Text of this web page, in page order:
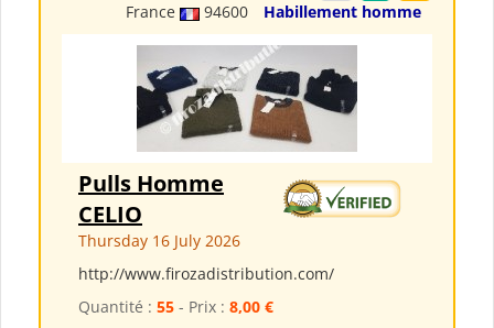
France 94600 Habillement homme
Pulls Homme
CELIO
Thursday 16 July 2026
http://www.firozadistribution.com/
Quantité : 55 - Prix : 8,00 €